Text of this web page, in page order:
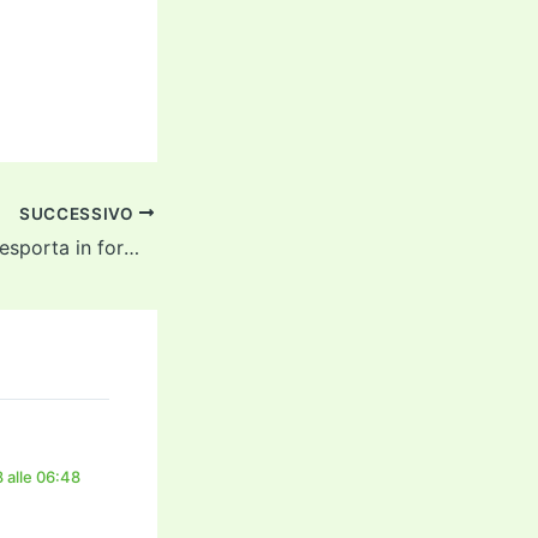
SUCCESSIVO
Google Docs ora esporta in formato epub
alle 06:48